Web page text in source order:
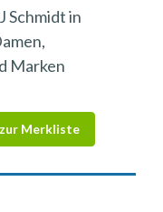
Schmidt in
Marken
zur Merkliste